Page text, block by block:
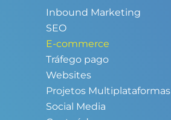
Inbound Marketing
SEO
E-commerce
Tráfego pago
Websites
Projetos Multiplataformas
Social Media